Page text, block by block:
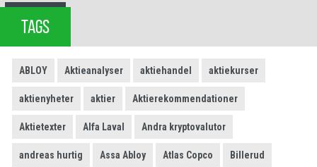
TAGS
ABLOY Aktieanalyser aktiehandel aktiekurser
aktienyheter aktier Aktierekommendationer
Aktietexter Alfa Laval Andra kryptovalutor
andreas hurtig Assa Abloy Atlas Copco Billerud